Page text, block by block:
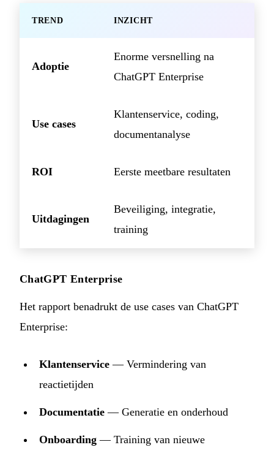
TREND INZICHT
Adoptie
Enorme versnelling na
ChatGPT Enterprise
Use cases
Klantenservice, coding,
documentanalyse
ROI Eerste meetbare resultaten
Uitdagingen
Beveiliging, integratie,
training
ChatGPT Enterprise
Het rapport benadrukt de use cases van ChatGPT
Enterprise:
Klantenservice — Vermindering van
reactietijden
Documentatie — Generatie en onderhoud
Onboarding — Training van nieuwe